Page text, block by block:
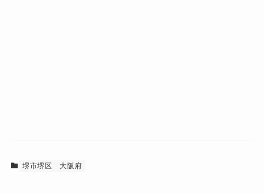
堺市堺区 大阪府